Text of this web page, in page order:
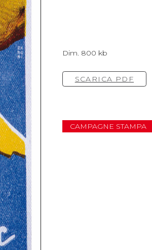
Dim. 800 kb
SCARICA PDF
CAMPAGNE STAMPA